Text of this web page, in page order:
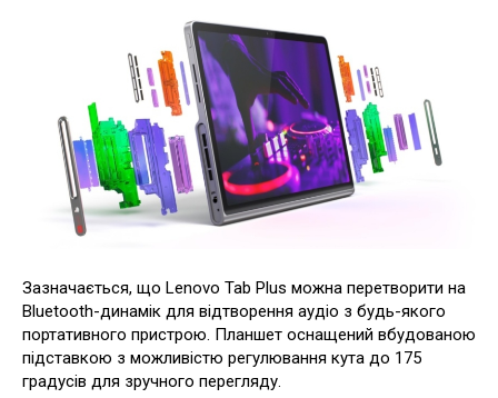
Зазначається, що Lenovo Tab Plus можна перетворити на
Bluetooth-динамік для відтворення аудіо з будь-якого
портативного пристрою. Планшет оснащений вбудованою
підставкою з можливістю регулювання кута до 175
градусів для зручного перегляду.